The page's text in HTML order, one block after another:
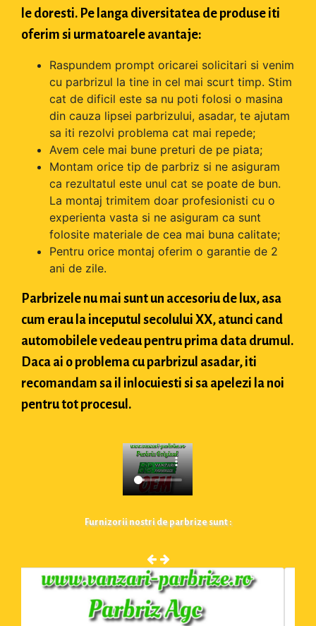
le doresti. Pe langa diversitatea de produse iti
oferim si urmatoarele avantaje:
Raspundem prompt oricarei solicitari si venim
cu parbrizul la tine in cel mai scurt timp. Stim
cat de dificil este sa nu poti folosi o masina
din cauza lipsei parbrizului, asadar, te ajutam
sa iti rezolvi problema cat mai repede;
Avem cele mai bune preturi de pe piata;
Montam orice tip de parbriz si ne asiguram
ca rezultatul este unul cat se poate de bun.
La montaj trimitem doar profesionisti cu o
experienta vasta si ne asiguram ca sunt
folosite materiale de cea mai buna calitate;
Pentru orice montaj oferim o garantie de 2
ani de zile.
Parbrizele nu mai sunt un accesoriu de lux, asa
cum erau la inceputul secolului XX, atunci cand
automobilele vedeau pentru prima data drumul.
Daca ai o problema cu parbrizul asadar, iti
recomandam sa il inlocuiesti si sa apelezi la noi
pentru tot procesul.
Furnizorii nostri de parbrize sunt :